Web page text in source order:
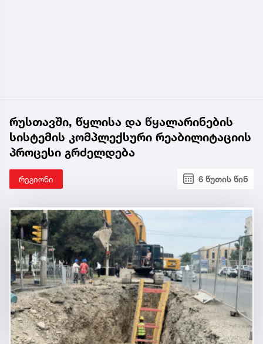
რუსთავში, წყლისა და წყალარინების
სისტემის კომპლექსური რეაბილიტაციის
პროცესი გრძელდება
რეგიონი 6 წუთის წინ